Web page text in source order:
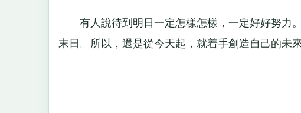
有人說待到明日一定怎樣怎樣，一定好好努力
末日。所以，還是從今天起，就着手創造自己的未來